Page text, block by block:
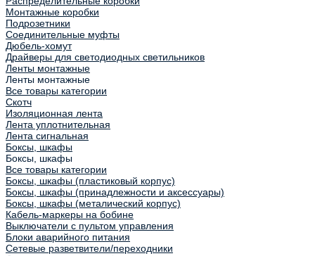
Монтажные коробки
Подрозетники
Соединительные муфты
Дюбель-хомут
Драйверы для светодиодных светильников
Ленты монтажные
Ленты монтажные
Все товары категории
Скотч
Изоляционная лента
Лента уплотнительная
Лента сигнальная
Боксы, шкафы
Боксы, шкафы
Все товары категории
Боксы, шкафы (пластиковый корпус)
Боксы, шкафы (принадлежности и аксессуары)
Боксы, шкафы (металический корпус)
Кабель-маркеры на бобине
Выключатели с пультом управления
Блоки аварийного питания
Сетевые разветвители/переходники